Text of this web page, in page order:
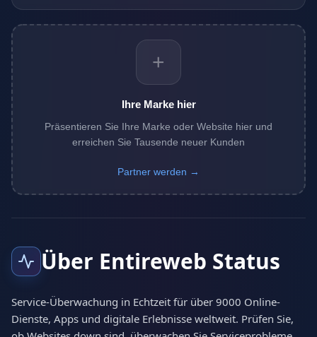
+
Ihre Marke hier
Präsentieren Sie Ihre Marke oder Website hier und
erreichen Sie Tausende neuer Kunden
Partner werden →
Über Entireweb Status
Service-Überwachung in Echtzeit für über 9000 Online-
Dienste, Apps und digitale Erlebnisse weltweit. Prüfen Sie,